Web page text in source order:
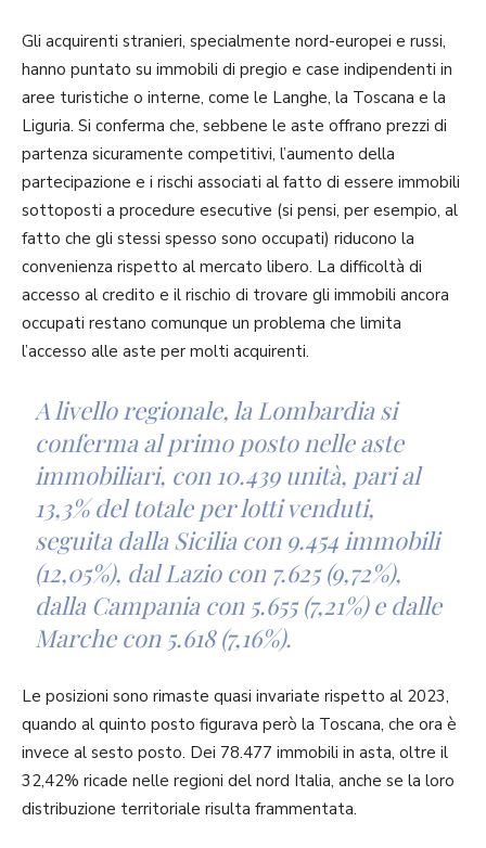
Gli acquirenti stranieri, specialmente nord-europei e russi,
hanno puntato su immobili di pregio e case indipendenti in
aree turistiche o interne, come le Langhe, la Toscana e la
Liguria. Si conferma che, sebbene le aste offrano prezzi di
partenza sicuramente competitivi, l’aumento della
partecipazione e i rischi associati al fatto di essere immobili
sottoposti a procedure esecutive (si pensi, per esempio, al
fatto che gli stessi spesso sono occupati) riducono la
convenienza rispetto al mercato libero. La difficoltà di
accesso al credito e il rischio di trovare gli immobili ancora
occupati restano comunque un problema che limita
l’accesso alle aste per molti acquirenti.
A livello regionale, la Lombardia si
conferma al primo posto nelle aste
immobiliari, con 10.439 unità, pari al
13,3% del totale per lotti venduti,
seguita dalla Sicilia con 9.454 immobili
(12,05%), dal Lazio con 7.625 (9,72%),
dalla Campania con 5.655 (7,21%) e dalle
Marche con 5.618 (7,16%).
Le posizioni sono rimaste quasi invariate rispetto al 2023,
quando al quinto posto figurava però la Toscana, che ora è
invece al sesto posto. Dei 78.477 immobili in asta, oltre il
32,42% ricade nelle regioni del nord Italia, anche se la loro
distribuzione territoriale risulta frammentata.